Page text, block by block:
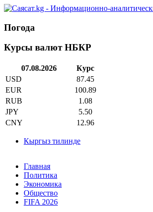
Погода
Курсы валют НБКР
07.08.2026
Курс
USD
87.45
EUR
100.89
RUB
1.08
JPY
5.50
CNY
12.96
Кыргыз тилинде
Главная
Политика
Экономика
Общество
FIFA 2026